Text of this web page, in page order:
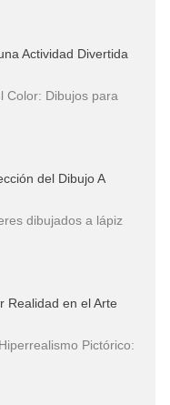
Actividad Divertida
Color: Dibujos para
del Dibujo A
dibujados a lápiz
Realidad en el Arte
Pictórico: